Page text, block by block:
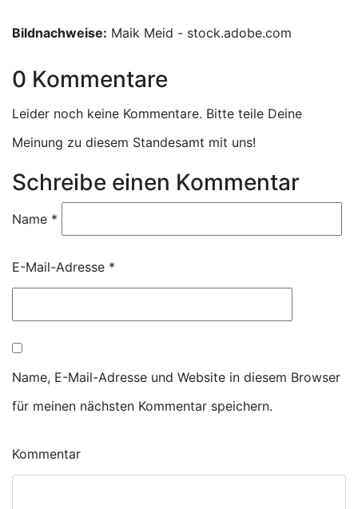
Bildnachweise: Maik Meid - stock.adobe.com
0 Kommentare
Leider noch keine Kommentare. Bitte teile Deine
Meinung zu diesem Standesamt mit uns!
Schreibe einen Kommentar
Name *
E-Mail-Adresse *
Name, E-Mail-Adresse und Website in diesem Browser
für meinen nächsten Kommentar speichern.
Kommentar